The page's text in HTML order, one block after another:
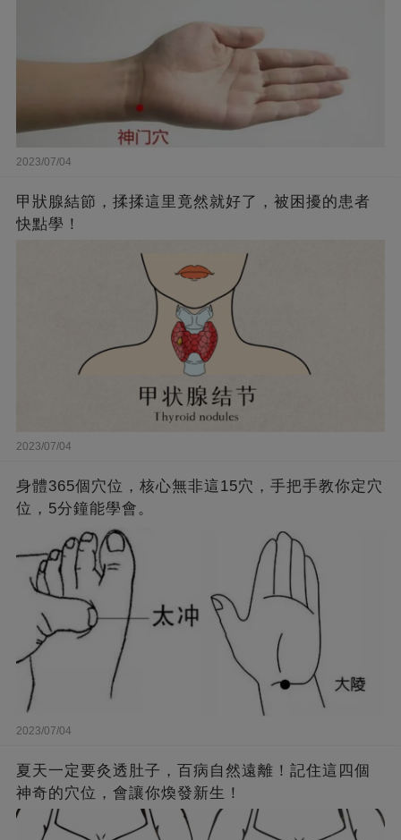
2023/07/04
甲狀腺結節，揉揉這里竟然就好了，被困擾的患者
快點學！
2023/07/04
身體365個穴位，核心無非這15穴，手把手教你定穴
位，5分鐘能學會。
2023/07/04
夏天一定要灸透肚子，百病自然遠離！記住這四個
神奇的穴位，會讓你煥發新生！